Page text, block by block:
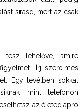
sirasd, mert az csak
tesz lehetővé, amire
Írj szerelmes
Egy levélben sokkal
mint telefonon
az életed apró